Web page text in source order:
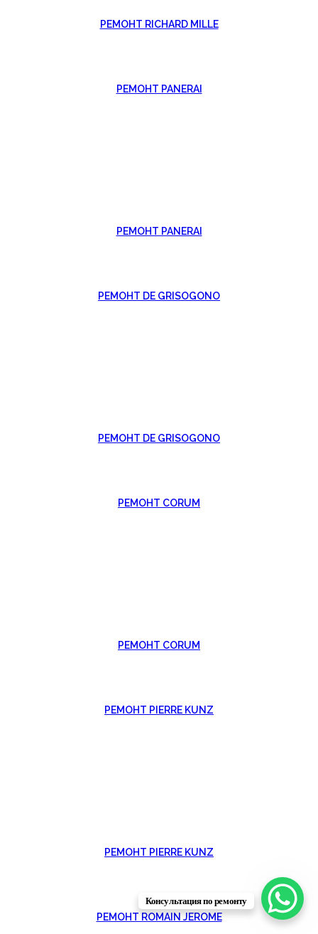
РЕМОНТ RICHARD MILLE
РЕМОНТ PANERAI
РЕМОНТ PANERAI
РЕМОНТ DE GRISOGONO
РЕМОНТ DE GRISOGONO
РЕМОНТ CORUM
РЕМОНТ CORUM
РЕМОНТ PIERRE KUNZ
РЕМОНТ PIERRE KUNZ
РЕМОНТ ROMAIN JEROME
Консультация по ремонту